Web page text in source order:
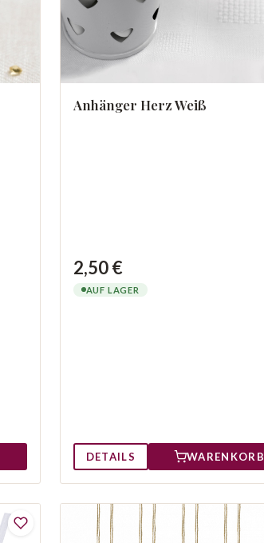
Anhänger Herz Weiß
2,50 €
AUF LAGER
DETAILS WARENKORB